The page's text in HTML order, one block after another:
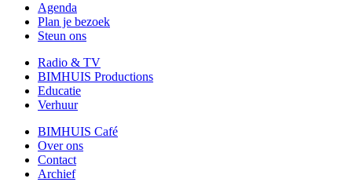
Agenda
Plan je bezoek
Steun ons
Radio & TV
BIMHUIS Productions
Educatie
Verhuur
BIMHUIS Café
Over ons
Contact
Archief